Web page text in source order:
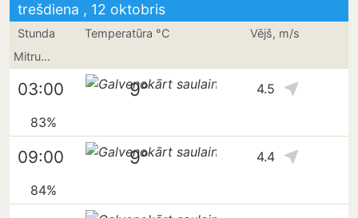
trešdiena , 12 oktobris
Stunda Temperatūra °C
Vējš, m/s
Mitrums
03:00 9° 4.5
83%
09:00 9° 4.4
84%